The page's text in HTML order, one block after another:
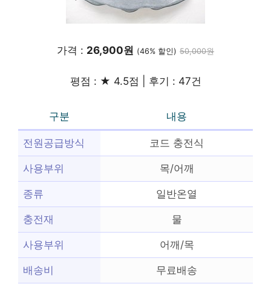
가격 : 26,900원 (46% 할인) 50,000원
평점 : ★ 4.5점 | 후기 : 47건
구분 내용
전원공급방식 코드 충전식
사용부위 목/어깨
종류 일반온열
충전재 물
사용부위 어깨/목
배송비 무료배송